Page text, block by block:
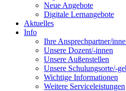
Neue Angebote
Digitale Lernangebote
Aktuelles
Info
Ihre Ansprechpartner/
Unsere Dozent/-innen
Unsere Außenstellen
Unsere Schulungsorte/-
Wichtige Informationen
Weitere Serviceleistungen